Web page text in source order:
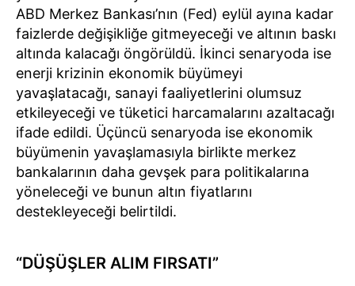
ABD Merkez Bankası’nın (Fed) eylül ayına kadar
faizlerde değişikliğe gitmeyeceği ve altının baskı
altında kalacağı öngörüldü. İkinci senaryoda ise
enerji krizinin ekonomik büyümeyi
yavaşlatacağı, sanayi faaliyetlerini olumsuz
etkileyeceği ve tüketici harcamalarını azaltacağı
ifade edildi. Üçüncü senaryoda ise ekonomik
büyümenin yavaşlamasıyla birlikte merkez
bankalarının daha gevşek para politikalarına
yöneleceği ve bunun altın fiyatlarını
destekleyeceği belirtildi.
“DÜŞÜŞLER ALIM FIRSATI”